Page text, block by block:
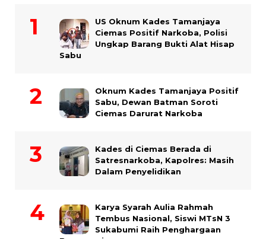
US Oknum Kades Tamanjaya
Ciemas Positif Narkoba, Polisi
Ungkap Barang Bukti Alat Hisap
Sabu
Oknum Kades Tamanjaya Positif
Sabu, Dewan Batman Soroti
Ciemas Darurat Narkoba
Kades di Ciemas Berada di
Satresnarkoba, Kapolres: Masih
Dalam Penyelidikan
Karya Syarah Aulia Rahmah
Tembus Nasional, Siswi MTsN 3
Sukabumi Raih Penghargaan